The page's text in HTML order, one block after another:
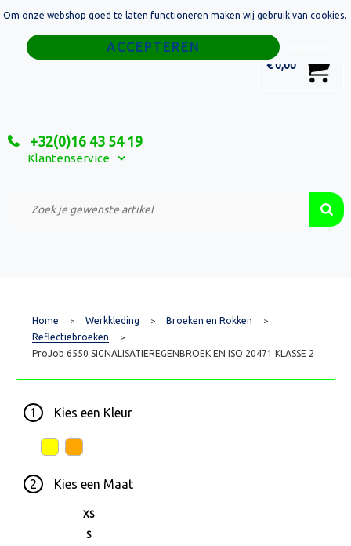
€ 0,00
+32(0)16 43 54 19
Klantenservice
Home
Relatiegeschenken
Custom Made Projecten
Home > Werkkleding > Broeken en Rokken >
Reflectiebroeken >
ProJob 6550 SIGNALISATIEREGENBROEK EN ISO 20471 KLASSE 2
1 Kies een Kleur
2 Kies een Maat
XS
S
Om onze webshop goed te laten functioneren maken wij gebruik van cookies.